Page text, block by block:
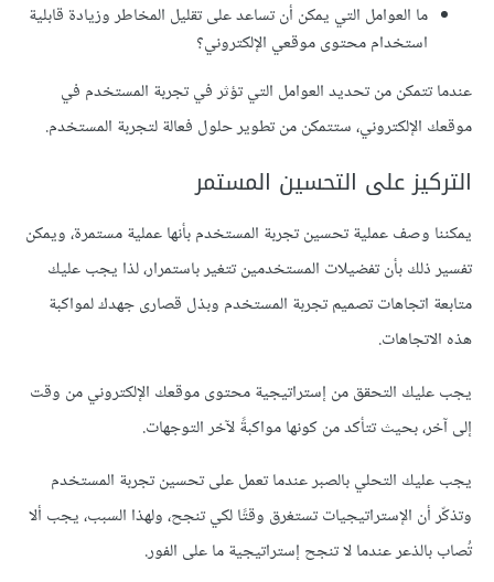
ما العوامل التي يمكن أن تساعد على تقليل المخاطر وزيادة قابلية
استخدام محتوى موقعي الإلكتروني؟
عندما تتمكن من تحديد العوامل التي تؤثر في تجربة المستخدم في
موقعك الإلكتروني، ستتمكن من تطوير حلول فعالة لتجربة المستخدم.
التركيز على التحسين المستمر
يمكننا وصف عملية تحسين تجربة المستخدم بأنها عملية مستمرة، ويمكن
تفسير ذلك بأن تفضيلات المستخدمين تتغير باستمرار، لذا يجب عليك
متابعة اتجاهات تصميم تجربة المستخدم وبذل قصارى جهدك لمواكبة
هذه الاتجاهات.
يجب عليك التحقق من إستراتيجية محتوى موقعك الإلكتروني من وقت
إلى آخر، بحيث تتأكد من كونها مواكبةً لآخر التوجهات.
يجب عليك التحلي بالصبر عندما تعمل على تحسين تجربة المستخدم
وتذكّر أن الإستراتيجيات تستغرق وقتًا لكي تنجح، ولهذا السبب، يجب ألا
تُصاب بالذعر عندما لا تنجح إستراتيجية ما على الفور.